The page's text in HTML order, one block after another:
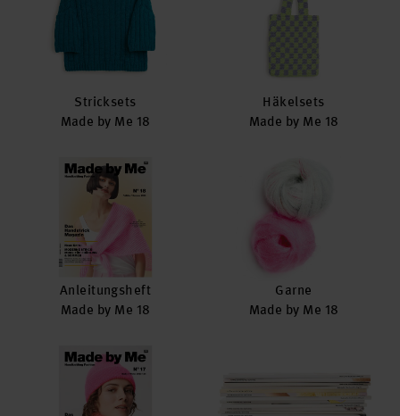
Stricksets
Made by Me 18
Häkelsets
Made by Me 18
Anleitungsheft
Made by Me 18
Garne
Made by Me 18